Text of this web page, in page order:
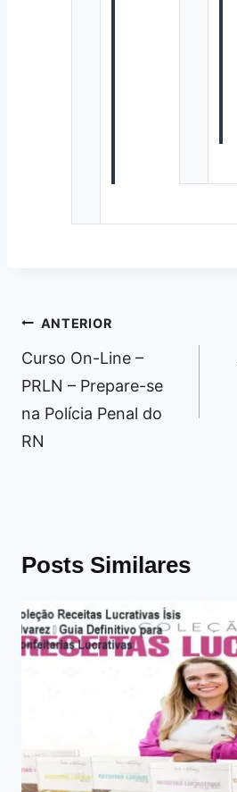
Navegação
de
Post
ANTERIOR
Curso On-Line –
PRLN – Prepare-se
na Polícia Penal do
RN
Posts Similares